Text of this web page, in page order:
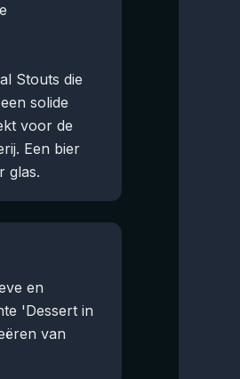
Stouts die
solide
voor de
Een bier
glas.
en
'Dessert in
van